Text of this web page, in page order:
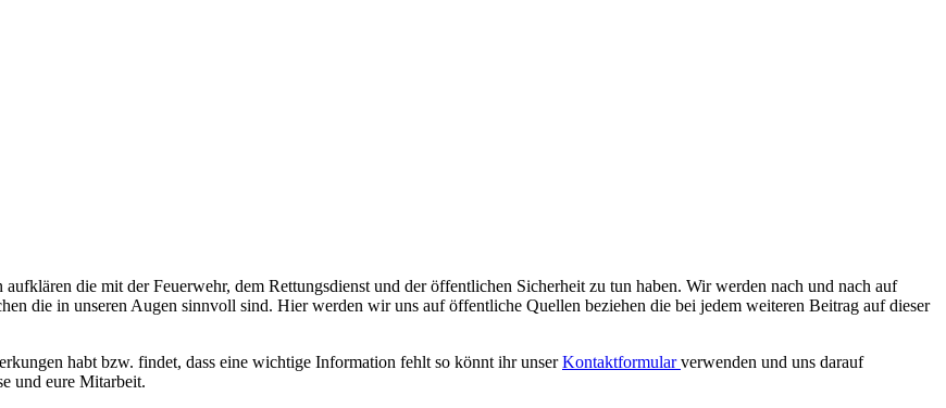
die mit der Feuerwehr, dem Rettungsdienst und der öffentlichen Sicherheit zu tun haben. Wir werden nach und nach auf
die in unseren Augen sinnvoll sind. Hier werden wir uns auf öffentliche Quellen beziehen die bei jedem weiteren Beitrag auf dieser
habt bzw. findet, dass eine wichtige Information fehlt so könnt ihr unserKontaktformularverwenden und uns darauf
und eure Mitarbeit.